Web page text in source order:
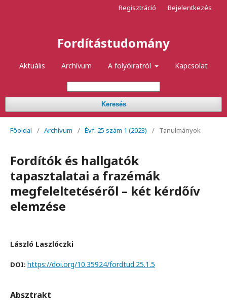
Fordítástudomány
Aktuális Archívum A folyóiratról Kapcsolat
Keresés
Regisztráció Bejelentkezés
Főoldal / Archívum / Évf. 25 szám 1 (2023) / Tanulmányok
Fordítók és hallgatók
tapasztalatai a frazémák
megfeleltetéséről – két kérdőív
elemzése
László Laszlóczki
DOI: https://doi.org/10.35924/fordtud.25.1.5
Absztrakt